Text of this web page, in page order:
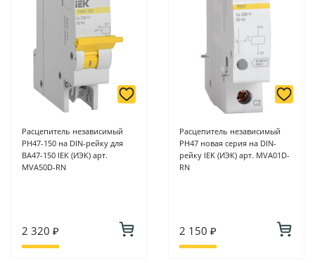
Расцепитель независимый
РН47-150 на DIN-рейку для
ВА47-150 IEK (ИЭК) арт.
MVA50D-RN
2 320 ₽
Расцепитель независимый
РН47 новая серия на DIN-
рейку IEK (ИЭК) арт. MVA01D-
RN
2 150 ₽